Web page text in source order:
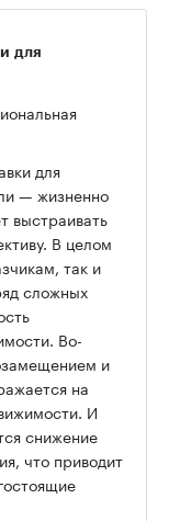
для
для
— жизненно
выстраивать
В целом
так и
сложных
Во-
и
на
И
снижение
что приводит